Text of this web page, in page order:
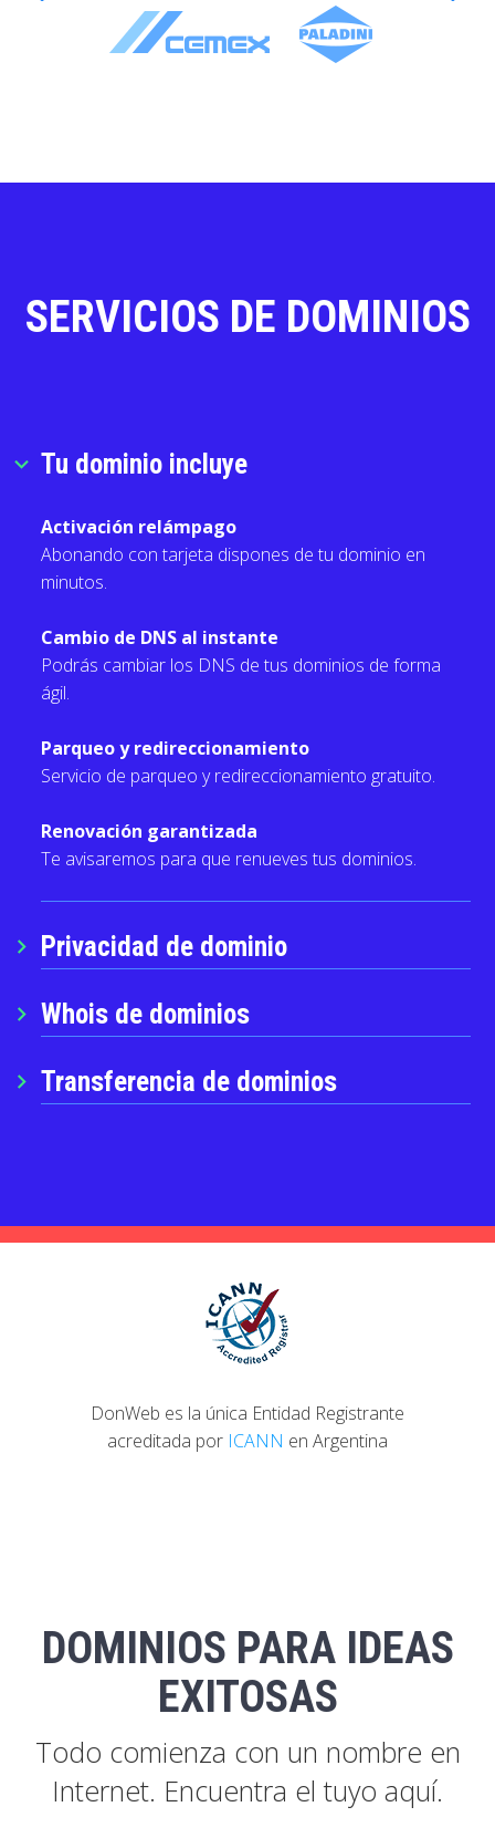
SERVICIOS DE DOMINIOS
expand_more Tu dominio incluye
Activación relámpago
Abonando con tarjeta dispones de tu dominio en
minutos.
Cambio de DNS al instante
Podrás cambiar los DNS de tus dominios de forma
ágil.
Parqueo y redireccionamiento
Servicio de parqueo y redireccionamiento gratuito.
Renovación garantizada
Te avisaremos para que renueves tus dominios.
chevron_right Privacidad de dominio
chevron_right Whois de dominios
chevron_right Transferencia de dominios
DonWeb es la única Entidad Registrante
acreditada por ICANN en Argentina
DOMINIOS PARA IDEAS
EXITOSAS
Todo comienza con un nombre en
Internet. Encuentra el tuyo aquí.